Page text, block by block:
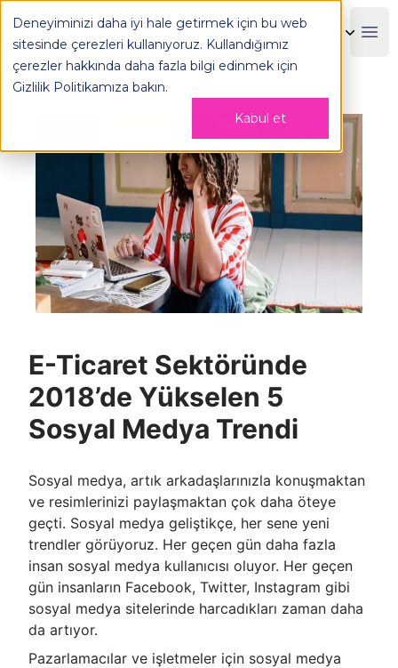
Deneyiminizi daha iyi hale getirmek için bu web
sitesinde çerezleri kullanıyoruz. Kullandığımız
çerezler hakkında daha fazla bilgi edinmek için
Gizlilik Politikamıza bakın.
Kabul et
OPLOG
E-Ticaret Sektöründe
2018’de Yükselen 5
Sosyal Medya Trendi
Sosyal medya, artık arkadaşlarınızla konuşmaktan
ve resimlerinizi paylaşmaktan çok daha öteye
geçti. Sosyal medya geliştikçe, her sene yeni
trendler görüyoruz. Her geçen gün daha fazla
insan sosyal medya kullanıcısı oluyor. Her geçen
gün insanların Facebook, Twitter, Instagram gibi
sosyal medya sitelerinde harcadıkları zaman daha
da artıyor.
Pazarlamacılar ve işletmeler için sosyal medya